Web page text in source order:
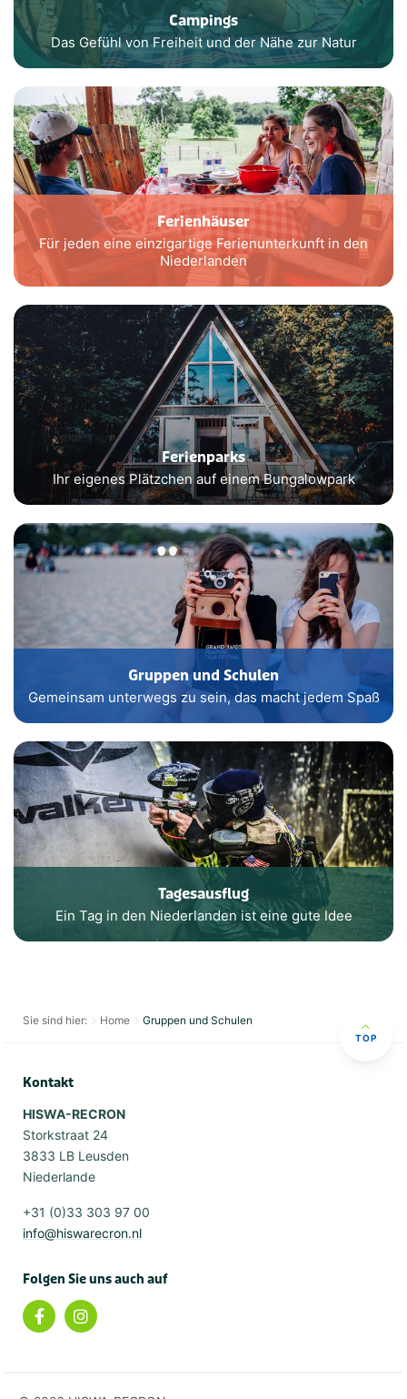
Campings
Das Gefühl von Freiheit und der Nähe zur Natur
Ferienhäuser
Für jeden eine einzigartige Ferienunterkunft in den
Niederlanden
Ferienparks
Ihr eigenes Plätzchen auf einem Bungalowpark
Gruppen und Schulen
Gemeinsam unterwegs zu sein, das macht jedem Spaß
Tagesausflug
Ein Tag in den Niederlanden ist eine gute Idee
Sie sind hier: Home Gruppen und Schulen
TOP
Kontakt
HISWA-RECRON
Storkstraat 24
3833 LB Leusden
Niederlande
+31 (0)33 303 97 00
info@hiswarecron.nl
Folgen Sie uns auch auf